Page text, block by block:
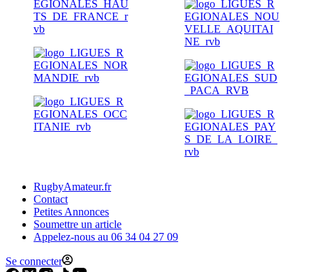
RugbyAmateur.fr
Contact
Petites Annonces
Soumettre un article
Appelez-nous au 06 34 04 27 09
Se connecter